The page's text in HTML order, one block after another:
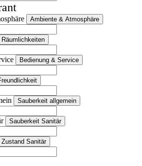
Ambiente & Atmosphäre
Räumlichkeiten
Bedienung & Service
Sauberkeit allgemein
Sauberkeit Sanitär
Zustand Sanitär